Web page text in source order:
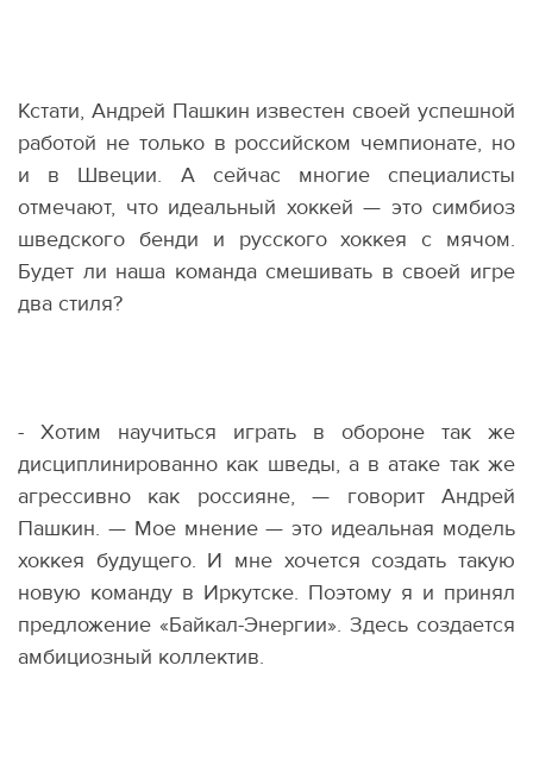
Кстати, Андрей Пашкин известен своей успешной
работой не только в российском чемпионате, но
и в Швеции. А сейчас многие специалисты
отмечают, что идеальный хоккей — это симбиоз
шведского бенди и русского хоккея с мячом.
Будет ли наша команда смешивать в своей игре
два стиля?
- Хотим научиться играть в обороне так же
дисциплинированно как шведы, а в атаке так же
агрессивно как россияне, — говорит Андрей
Пашкин. — Мое мнение — это идеальная модель
хоккея будущего. И мне хочется создать такую
новую команду в Иркутске. Поэтому я и принял
предложение «Байкал-Энергии». Здесь создается
амбициозный коллектив.